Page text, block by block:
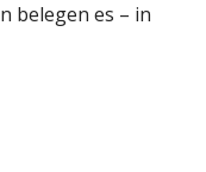
belegen es – in